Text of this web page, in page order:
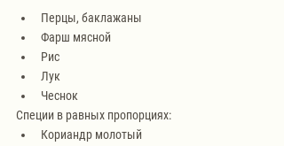
Перцы, баклажаны
Фарш мясной
Рис
Лук
Чеснок
Специи в равных пропорциях:
Кориандр молотый